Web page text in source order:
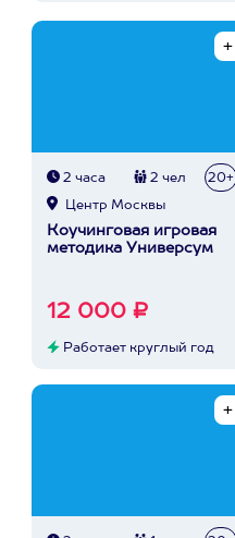
2 часа 2 чел 20+
Центр Москвы
Коучинговая игровая
методика Универсум
12 000 ₽
Работает круглый год